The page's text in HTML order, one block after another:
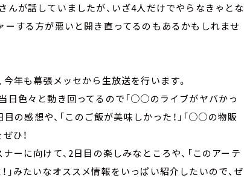
んが話していましたが、いざ4人だけでやらなきゃとな
ーする方が悪いと開き直ってるのもあるかもしれませ
年も幕張メッセから生放送を行います。
日色々と動き回ってるので「○○のライブがヤバかっ
目の感想や、「このご飯が美味しかった！」「○○の物販
ひ！
に向けて、2日目の楽しみなところや、「このアーテ
みたいなオススメ情報をいっぱい紹介したいので、ぜ